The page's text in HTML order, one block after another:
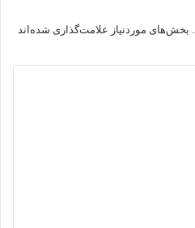
بخش‌های موردنیاز علامت‌گذاری شده‌اند